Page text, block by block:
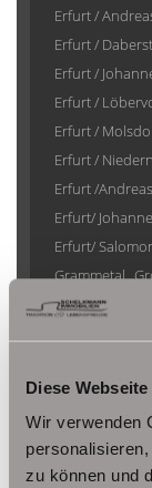
Diese
Wir verwenden
zu können und
Erfurt /
Erfurt /
Erfurt /
Erfurt /
Erfurt /
Erfurt /
Erfurt /
Erfurt/
Erfurt/
Grammetal
Herbsleben
Ohrdruf
Saalfeld/Saale
Tonna /
Unstrut-